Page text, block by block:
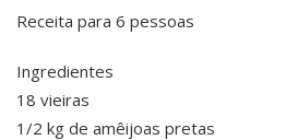
Receita para 6 pessoas
Ingredientes
18 vieiras
1/2 kg de amêijoas pretas